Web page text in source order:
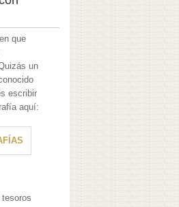
que
un
escribir
aquí: